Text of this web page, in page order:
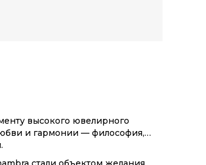
высокого ювелирного
и гармонии — философия,